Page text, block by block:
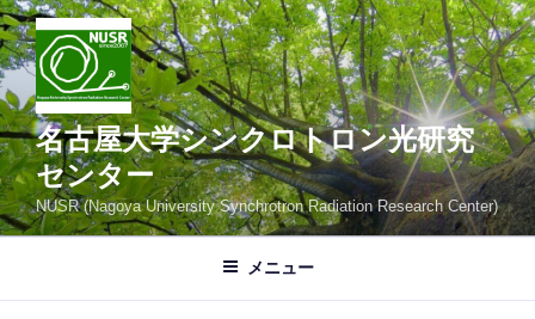
コ
ン
テ
ン
ツ
へ
ス
キ
ッ
名古屋大学シンクロトロン光研究
センター
NUSR (Nagoya University Synchrotron Radiation Research Center)
メニュー